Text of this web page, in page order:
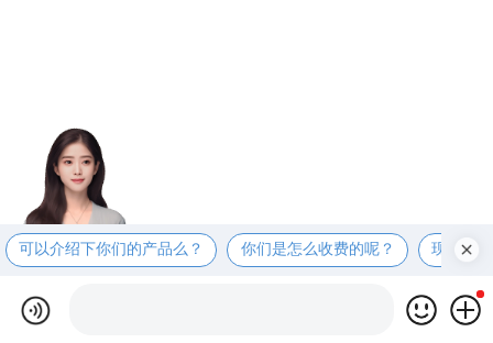
可以介绍下你们的产品么？ 你们是怎么收费的呢？ 现在有